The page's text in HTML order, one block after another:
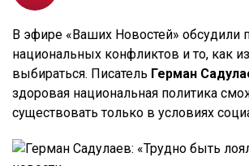
В эфире «Ваших Новостей» обсудили
национальных конфликтов и то, как
выбираться. Писатель Герман
здоровая национальная политика
существовать только в условиях